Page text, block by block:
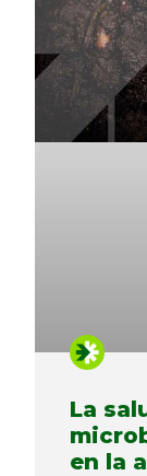
La
en la